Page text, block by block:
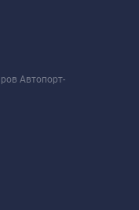
Автопорт-